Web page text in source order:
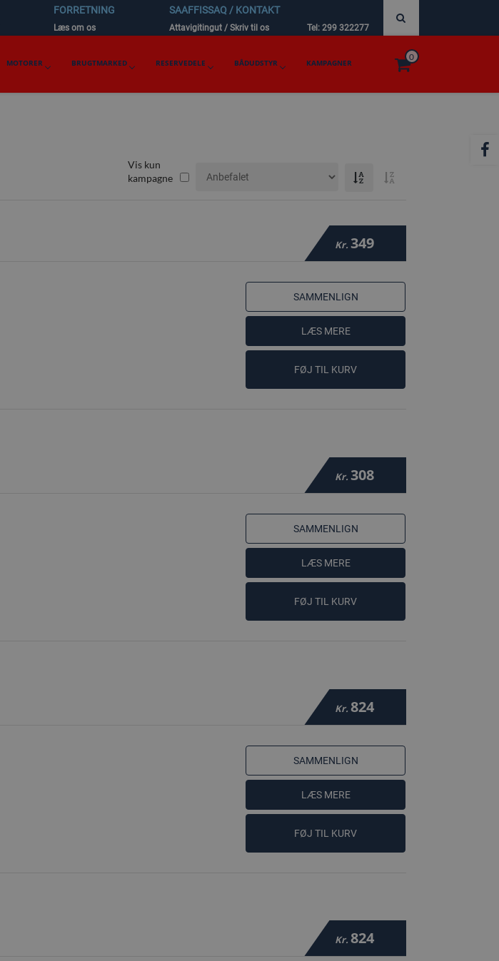
FORRETNING
Læs om os
SAAFFISSAQ / KONTAKT
Attavigitingut / Skriv til os Tel: 299 322277
MOTORER BRUGTMARKED RESERVEDELE BÅDUDSTYR KAMPAGNER
0
Vis kun
kampagne
Kr. 349
SAMMENLIGN
LÆS MERE
FØJ TIL KURV
Kr. 308
SAMMENLIGN
LÆS MERE
FØJ TIL KURV
Kr. 824
SAMMENLIGN
LÆS MERE
FØJ TIL KURV
Kr. 824